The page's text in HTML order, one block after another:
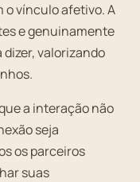
o vínculo afetivo. A
e genuinamente
valorizando
a interação não
seja
os parceiros
suas